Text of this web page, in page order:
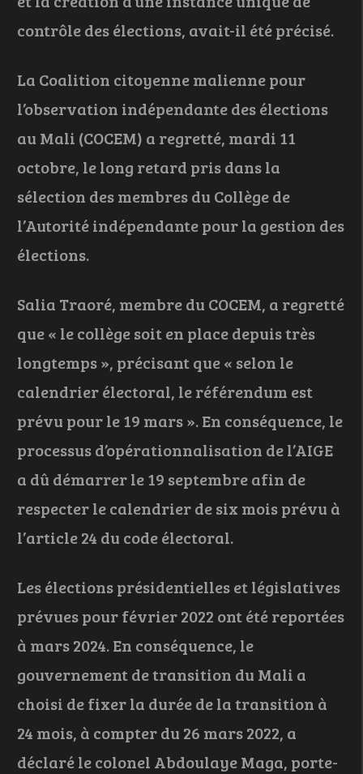
contrôle des élections, avait-il été précisé.
La Coalition citoyenne malienne pour
l’observation indépendante des élections
au Mali (COCEM) a regretté, mardi 11
octobre, le long retard pris dans la
sélection des membres du Collège de
l’Autorité indépendante pour la gestion des
élections.
Salia Traoré, membre du COCEM, a regretté
que « le collège soit en place depuis très
longtemps », précisant que « selon le
calendrier électoral, le référendum est
prévu pour le 19 mars ». En conséquence, le
processus d’opérationnalisation de l’AIGE
a dû démarrer le 19 septembre afin de
respecter le calendrier de six mois prévu à
l’article 24 du code électoral.
Les élections présidentielles et législatives
prévues pour février 2022 ont été reportées
à mars 2024. En conséquence, le
gouvernement de transition du Mali a
choisi de fixer la durée de la transition à
24 mois, à compter du 26 mars 2022, a
déclaré le colonel Abdoulaye Maga, porte-